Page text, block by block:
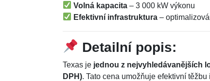
Volná kapacita – 3 000 kW výkonu
Efektivní infrastruktura –
Detailní popis:
Texas je jednou z nejvyhledávanějších
DPH). Tato cena umožňuje efektivní